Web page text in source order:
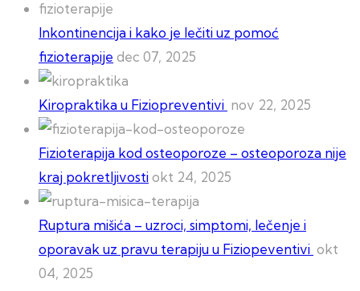
Inkontinencija i kako je lečiti uz pomoć
fizioterapije dec 07, 2025
Kiropraktika u Fiziopreventivi nov 22, 2025
Fizioterapija kod osteoporoze – osteoporoza nije
kraj pokretljivostiokt 24, 2025
Ruptura mišića – uzroci, simptomi, lečenje i
oporavak uz pravu terapiju u Fiziopeventivi okt
04, 2025